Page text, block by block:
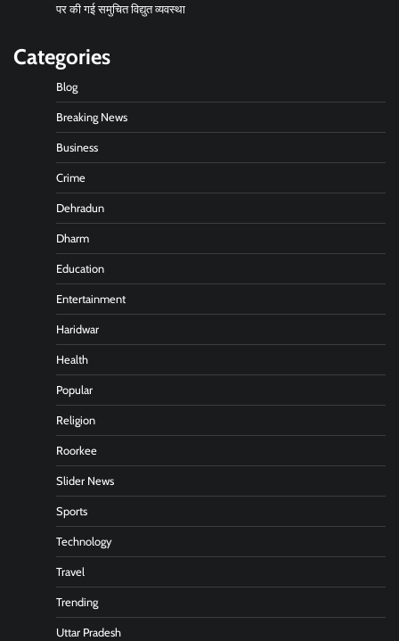
पर की गई समुचित विद्युत व्यवस्था
Categories
Blog
Breaking News
Business
Crime
Dehradun
Dharm
Education
Entertainment
Haridwar
Health
Popular
Religion
Roorkee
Slider News
Sports
Technology
Travel
Trending
Uttar Pradesh